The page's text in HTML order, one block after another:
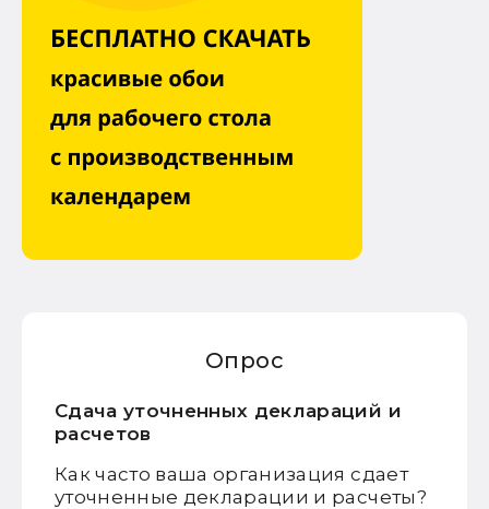
Опрос
Сдача уточненных деклараций и
расчетов
Как часто ваша организация сдает
уточненные декларации и расчеты?